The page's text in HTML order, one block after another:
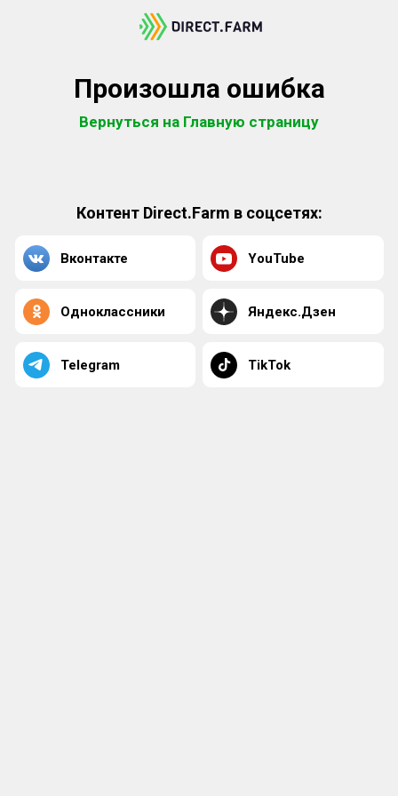
Произошла ошибка
Вернуться на Главную страницу
Контент Direct.Farm в соцсетях:
Вконтакте YouTube
Одноклассники Яндекс.Дзен
Telegram TikTok